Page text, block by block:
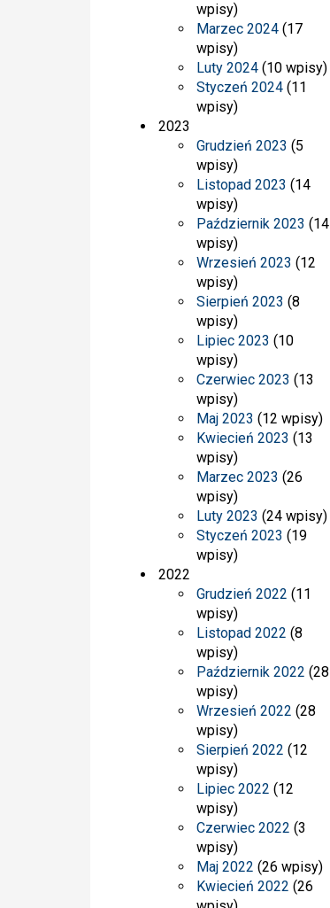
wpisy)
Marzec 2024 (17
wpisy)
Luty 2024 (10 wpisy)
Styczeń 2024 (11
wpisy)
2023
Grudzień 2023 (5
wpisy)
Listopad 2023 (14
wpisy)
Październik 2023 (14
wpisy)
Wrzesień 2023 (12
wpisy)
Sierpień 2023 (8
wpisy)
Lipiec 2023 (10
wpisy)
Czerwiec 2023 (13
wpisy)
Maj 2023 (12 wpisy)
Kwiecień 2023 (13
wpisy)
Marzec 2023 (26
wpisy)
Luty 2023 (24 wpisy)
Styczeń 2023 (19
wpisy)
2022
Grudzień 2022 (11
wpisy)
Listopad 2022 (8
wpisy)
Październik 2022 (28
wpisy)
Wrzesień 2022 (28
wpisy)
Sierpień 2022 (12
wpisy)
Lipiec 2022 (12
wpisy)
Czerwiec 2022 (3
wpisy)
Maj 2022 (26 wpisy)
Kwiecień 2022 (26